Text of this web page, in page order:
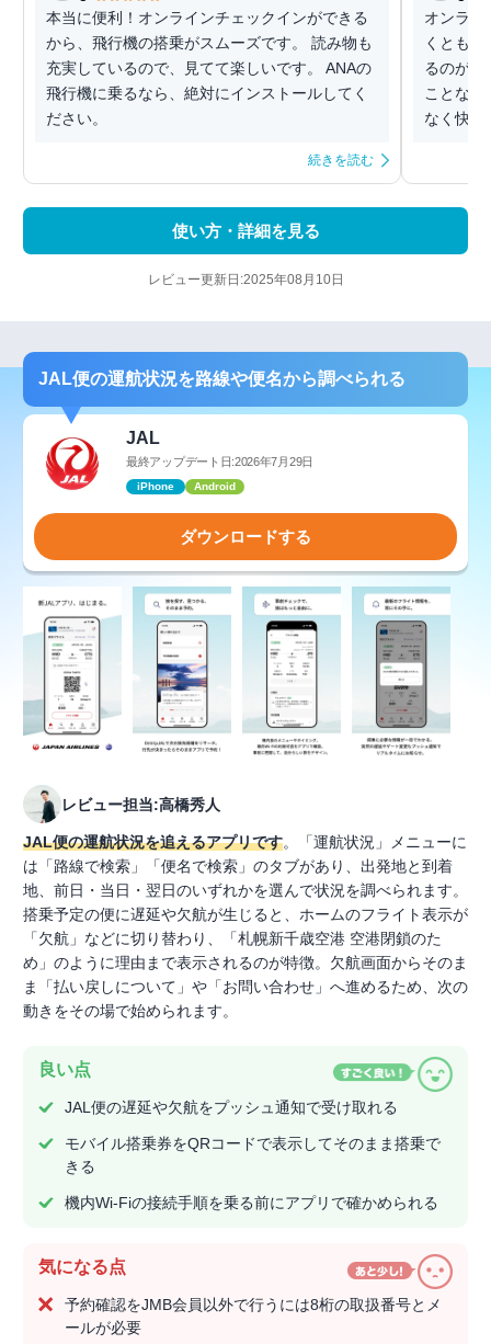
本当に便利！オンラインチェックインができる
から、飛行機の搭乗がスムーズです。 読み物も
充実しているので、見てて楽しいです。 ANAの
飛行機に乗るなら、絶対にインストールしてく
ださい。
続きを読む
オンライ
くとも
るのが便
ことな
なく快適
使い方・詳細を見る
レビュー更新日:2025年08月10日
JAL便の運航状況を路線や便名から調べられる
JAL
最終アップデート日:2026年7月29日
iPhone Android
ダウンロードする
レビュー担当:高橋秀人
JAL便の運航状況を追えるアプリです。「運航状況」メニューに
は「路線で検索」「便名で検索」のタブがあり、出発地と到着
地、前日・当日・翌日のいずれかを選んで状況を調べられます。
搭乗予定の便に遅延や欠航が生じると、ホームのフライト表示が
「欠航」などに切り替わり、「札幌新千歳空港 空港閉鎖のた
め」のように理由まで表示されるのが特徴。欠航画面からそのま
ま「払い戻しについて」や「お問い合わせ」へ進めるため、次の
動きをその場で始められます。
良い点
JAL便の遅延や欠航をプッシュ通知で受け取れる
モバイル搭乗券をQRコードで表示してそのまま搭乗で
きる
機内Wi-Fiの接続手順を乗る前にアプリで確かめられる
気になる点
予約確認をJMB会員以外で行うには8桁の取扱番号とメ
ールが必要